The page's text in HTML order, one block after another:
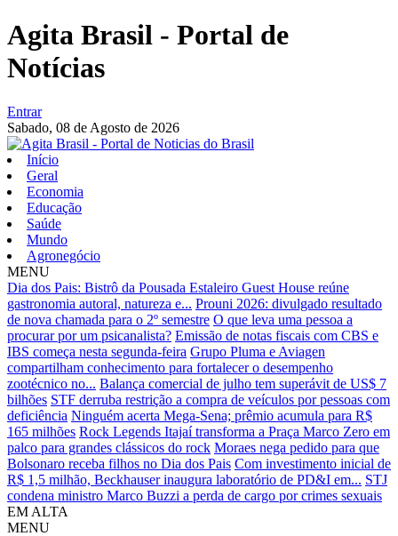
Agita Brasil - Portal de
Notícias
Entrar
Sabado, 08 de Agosto de 2026
Início
Geral
Economia
Educação
Saúde
Mundo
Agronegócio
MENU
Dia dos Pais: Bistrô da Pousada Estaleiro Guest House reúne
gastronomia autoral, natureza e... Prouni 2026: divulgado resultado
de nova chamada para o 2º semestre O que leva uma pessoa a
procurar por um psicanalista? Emissão de notas fiscais com CBS e
IBS começa nesta segunda-feira Grupo Pluma e Aviagen
compartilham conhecimento para fortalecer o desempenho
zootécnico no... Balança comercial de julho tem superávit de US$ 7
bilhões STF derruba restrição a compra de veículos por pessoas com
deficiência Ninguém acerta Mega-Sena; prêmio acumula para R$
165 milhões Rock Legends Itajaí transforma a Praça Marco Zero em
palco para grandes clássicos do rock Moraes nega pedido para que
Bolsonaro receba filhos no Dia dos Pais Com investimento inicial de
R$ 1,5 milhão, Beckhauser inaugura laboratório de PD&I em... STJ
condena ministro Marco Buzzi a perda de cargo por crimes sexuais
EM ALTA
MENU